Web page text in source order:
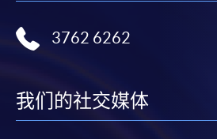
3762 6262
我们的社交媒体